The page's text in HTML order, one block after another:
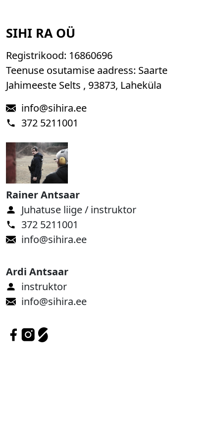
SIHI RA OÜ
Registrikood: 16860696
Teenuse osutamise aadress: Saarte
Jahimeeste Selts , 93873, Laheküla
info@sihira.ee
372 5211001
Rainer Antsaar
Juhatuse liige / instruktor
372 5211001
info@sihira.ee
Ardi Antsaar
instruktor
info@sihira.ee